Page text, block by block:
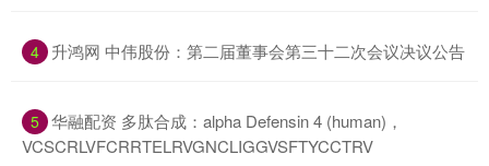
4 升鸿网 中伟股份：第二届董事会第三十二次会议决议公告
5 华融配资 多肽合成：alpha Defensin 4 (human)，
VCSCRLVFCRRTELRVGNCLIGGVSFTYCCTRV